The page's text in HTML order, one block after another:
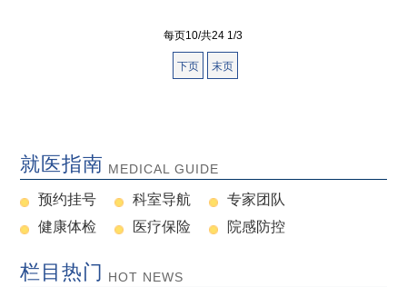
每页10/共24 1/3
下页 末页
就医指南 MEDICAL GUIDE
预约挂号 科室导航
专家团队
健康体检
医疗保险 院感防控
栏目热门 HOT NEWS